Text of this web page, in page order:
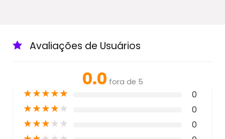
Avaliações de Usuários
0.0 fora de 5
★★★★★ 0
★★★★★ 0
★★★★★ 0